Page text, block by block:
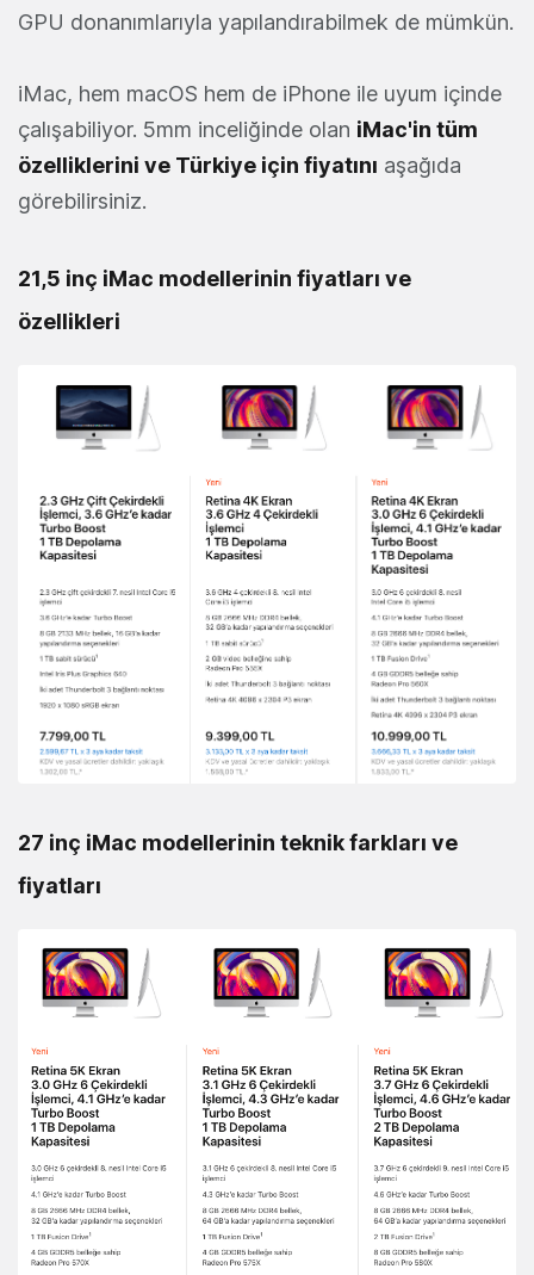
GPU donanımlarıyla yapılandırabilmek de mümkün.
iMac, hem macOS hem de iPhone ile uyum içinde
çalışabiliyor. 5mm inceliğinde olan iMac'in tüm
özelliklerini ve Türkiye için fiyatını aşağıda
görebilirsiniz.
21,5 inç iMac modellerinin fiyatları ve
özellikleri
27 inç iMac modellerinin teknik farkları ve
fiyatları